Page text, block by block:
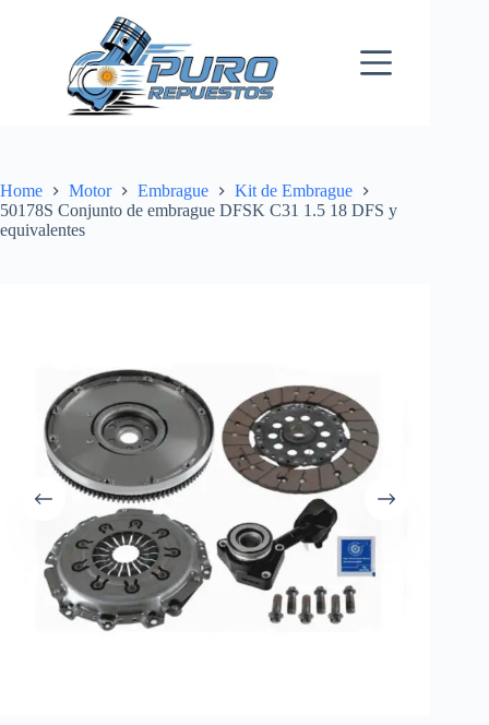
Home Motor Embrague
Kit de Embrague
50178S Conjunto de embrague DFSK C31 1.5 18 DFS y
equivalentes